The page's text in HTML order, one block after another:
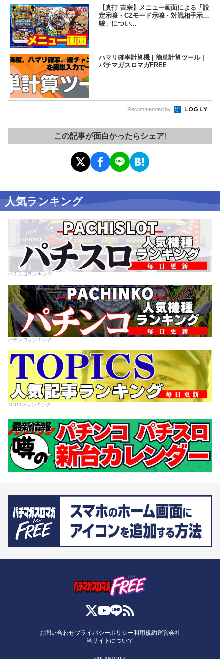
【真打 吉宗】メニュー画面による「設
定示唆・CZモード示唆・対戦相手示
唆」につい...
ハマリ確率計算機 | 簡単計算ツール |
パチマガスロマガFREE
Recommended by
この記事が面白かったらシェア!
人気ランキング
パチスロランキング
パチンコランキング
TOPICSランキング
お問い合わせプライバシーポリシー利用規約運営会社
当サイトについて